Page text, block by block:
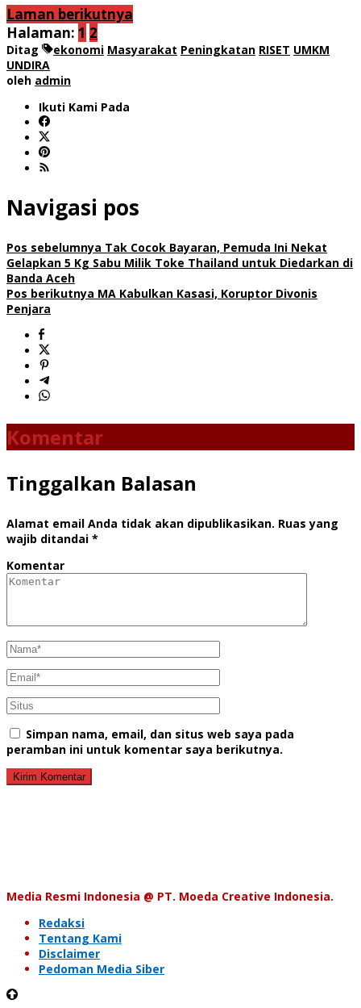
Laman berikutnya
Halaman: 1 2
Ditag ekonomi Masyarakat Peningkatan RISET UMKM
UNDIRA
oleh admin
Ikuti Kami Pada
Navigasi pos
Pos sebelumnya Tak Cocok Bayaran, Pemuda Ini Nekat
Gelapkan 5 Kg Sabu Milik Toke Thailand untuk Diedarkan di
Banda Aceh
Pos berikutnya MA Kabulkan Kasasi, Koruptor Divonis
Penjara
Komentar
Tinggalkan Balasan
Alamat email Anda tidak akan dipublikasikan. Ruas yang
wajib ditandai *
Komentar
Simpan nama, email, dan situs web saya pada
peramban ini untuk komentar saya berikutnya.
Media Resmi Indonesia @ PT. Moeda Creative Indonesia.
Redaksi
Tentang Kami
Disclaimer
Pedoman Media Siber